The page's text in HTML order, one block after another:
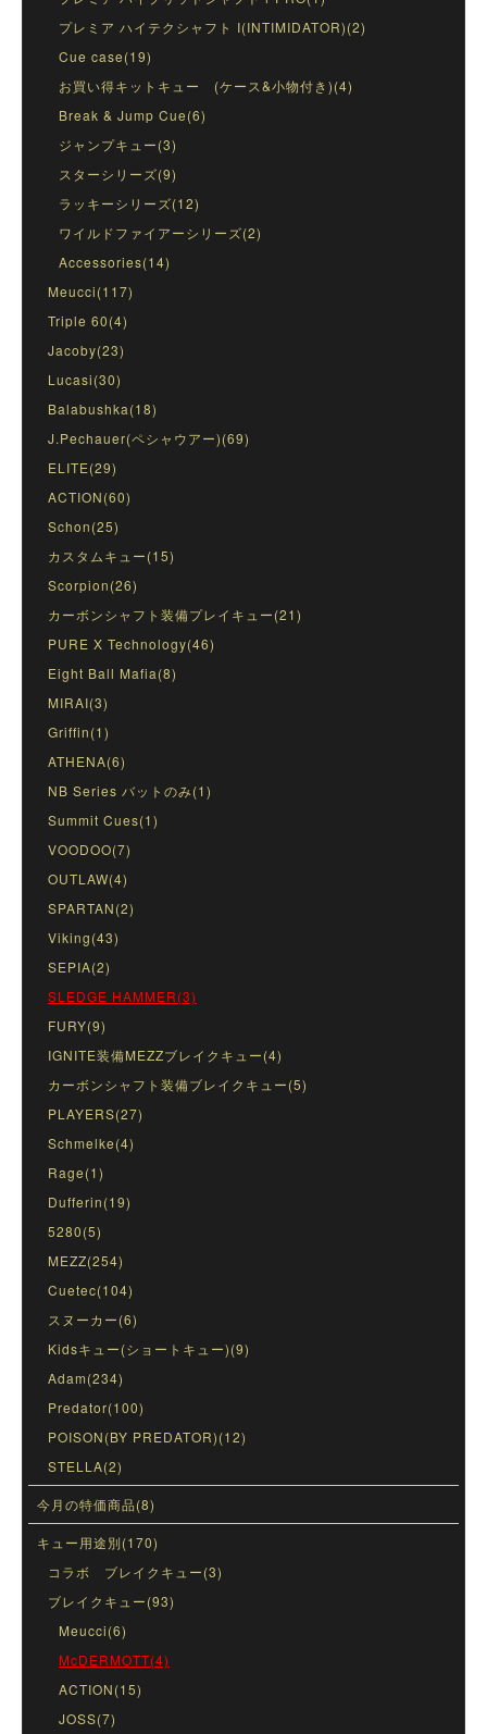
プレミア ハイテクシャフト I(INTIMIDATOR)(2)
Cue case(19)
お買い得キットキュー (ケース&小物付き)(4)
Break & Jump Cue(6)
ジャンプキュー(3)
スターシリーズ(9)
ラッキーシリーズ(12)
ワイルドファイアーシリーズ(2)
Accessories(14)
Meucci(117)
Triple 60(4)
Jacoby(23)
Lucasi(30)
Balabushka(18)
J.Pechauer(ペシャウアー)(69)
ELITE(29)
ACTION(60)
Schon(25)
カスタムキュー(15)
Scorpion(26)
カーボンシャフト装備プレイキュー(21)
PURE X Technology(46)
Eight Ball Mafia(8)
MIRAI(3)
Griffin(1)
ATHENA(6)
NB Series バットのみ(1)
Summit Cues(1)
VOODOO(7)
OUTLAW(4)
SPARTAN(2)
Viking(43)
SEPIA(2)
SLEDGE HAMMER(3)
FURY(9)
IGNITE装備MEZZブレイクキュー(4)
カーボンシャフト装備ブレイクキュー(5)
PLAYERS(27)
Schmelke(4)
Rage(1)
Dufferin(19)
5280(5)
MEZZ(254)
Cuetec(104)
スヌーカー(6)
Kidsキュー(ショートキュー)(9)
Adam(234)
Predator(100)
POISON(BY PREDATOR)(12)
STELLA(2)
今月の特価商品(8)
キュー用途別(170)
コラボ ブレイクキュー(3)
ブレイクキュー(93)
Meucci(6)
McDERMOTT(4)
ACTION(15)
JOSS(7)